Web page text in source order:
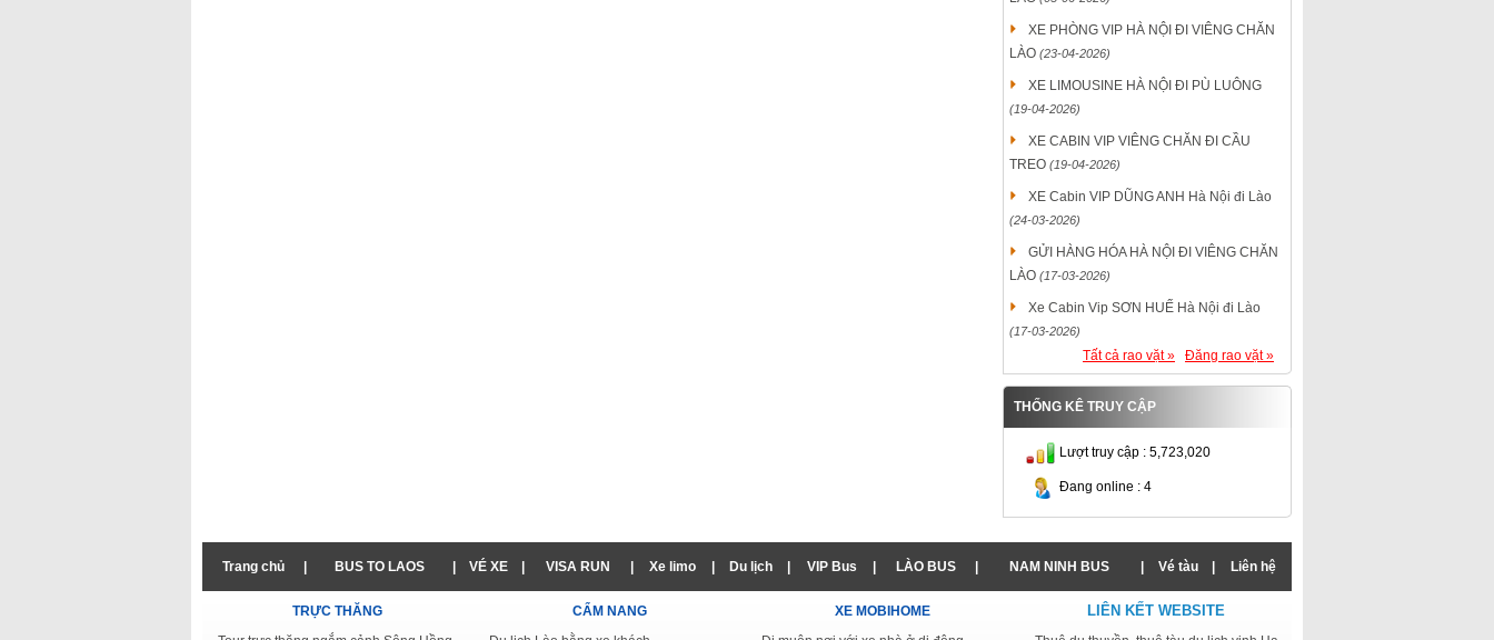
XE PHÒNG VIP HÀ NỘI ĐI VIÊNG CHĂN
LÀO (23-04-2026)
XE LIMOUSINE HÀ NỘI ĐI PÙ LUÔNG
(19-04-2026)
XE CABIN VIP VIÊNG CHĂN ĐI CẦU
TREO (19-04-2026)
XE Cabin VIP DŨNG ANH Hà Nội đi Lào
(24-03-2026)
GỬI HÀNG HÓA HÀ NỘI ĐI VIÊNG CHĂN
LÀO (17-03-2026)
Xe Cabin Vip SƠN HUẾ Hà Nội đi Lào
(17-03-2026)
Tất cả rao vặt » Đăng rao vặt »
THỐNG KÊ TRUY CẬP
Lượt truy cập : 5,723,020
Đang online : 4
Trang chủ BUS TO LAOS VÉ XE VISA RUN Xe limo Du lịch VIP Bus LÀO BUS NAM NINH BUS Vé tàu Liên hệ
TRỰC THĂNG
CẨM NANG
XE MOBIHOME
LIÊN KẾT WEBSITE